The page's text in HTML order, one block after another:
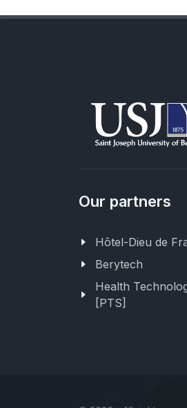
Our partners
Hôtel-Dieu de
Berytech
Health
[PTS]